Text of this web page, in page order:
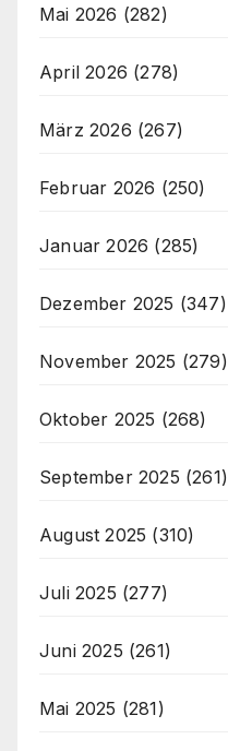
Mai 2026 (282)
April 2026 (278)
März 2026 (267)
Februar 2026 (250)
Januar 2026 (285)
Dezember 2025 (347)
November 2025 (279)
Oktober 2025 (268)
September 2025 (261)
August 2025 (310)
Juli 2025 (277)
Juni 2025 (261)
Mai 2025 (281)